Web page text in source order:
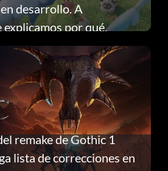
desarrollo. A
por qué.
remake de Gothic 1
lista de correcciones en